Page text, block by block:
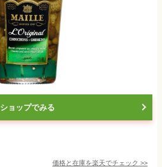
ショップでみる
価格と在庫を楽天でチェック >>